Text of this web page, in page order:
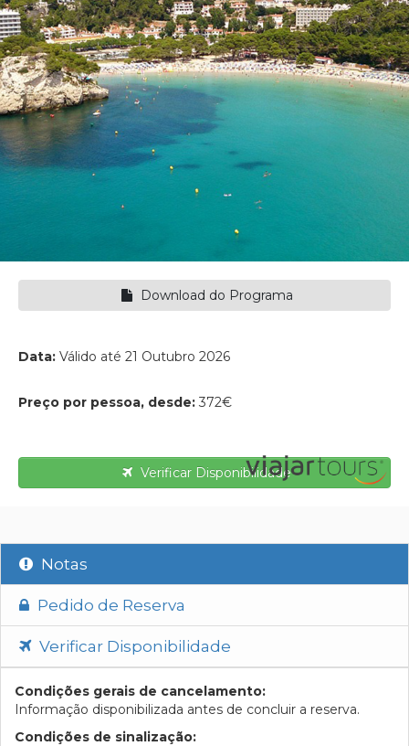
Download do Programa
Data: Válido até 21 Outubro 2026
Preço por pessoa, desde: 372€
Verificar Disponibilidade
Notas
Pedido de Reserva
Verificar Disponibilidade
Condições gerais de cancelamento:
Informação disponibilizada antes de concluir a reserva.
Condições de sinalização: